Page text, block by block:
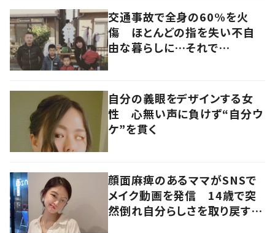
交通事故で全身の60%を火
傷 ほとんどの指を失い不自
由な暮らしに…それで
自分の義眼をデザインする女
性 心無い声に負けず“自分ウ
ケ”を貫く
顔面麻痺のあるママがSNSで
メイク動画を発信 14歳で突
然倒れ自分らしさを取り戻すま